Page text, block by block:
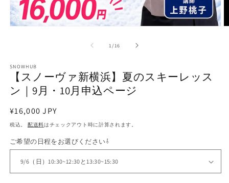
で
ィ
(1)
開
く
1 /の
16
SNOWHUB
【スノーヴァ新横浜】夏のスキーレッス
ン｜9月・10月申込ページ
通
常
格
¥16,000 JPY
税込。 配送料はチェックアウト時に計算されます。
ご希望の日程をお選びください⇩